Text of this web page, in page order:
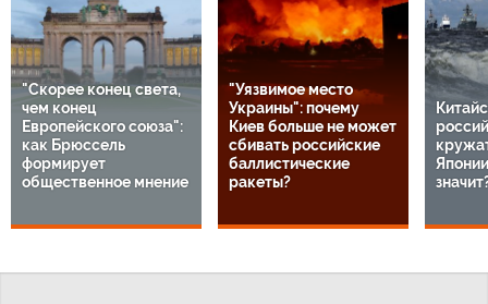
"Скорее конец света,
чем конец
Европейского союза":
как Брюссель
формирует
общественное мнение
"Уязвимое место
Украины": почему
Киев больше не может
сбивать российские
баллистические
ракеты?